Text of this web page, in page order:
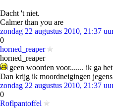
Dacht 't niet.
Calmer than you are
zondag 22 augustus 2010, 21:37
0
horned_reaper
horned_reaper
geen woorden voor....... ik ga
Dan krijg ik moordneigingen
zondag 22 augustus 2010, 21:37
0
Roflpantoffel